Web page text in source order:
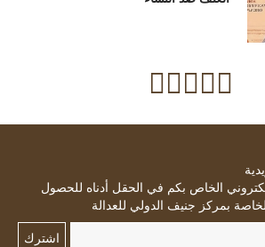
الخاص بكم في الحقل أدناه للحصول
بمركز جنيف الدولي للعدالة
اشترك